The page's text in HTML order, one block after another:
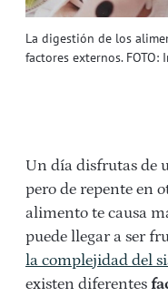
La digestión de los
factores externos.
Un día disfrutas de
pero de repente en
alimento te causa
puede llegar a ser
la complejidad del
existen diferentes